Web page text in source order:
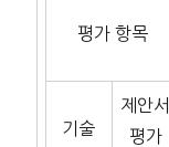
평가 항목
기술
제안서
평가